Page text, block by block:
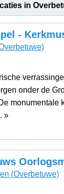
in
-
onder de
monumentale
»
(Overbetuwe)